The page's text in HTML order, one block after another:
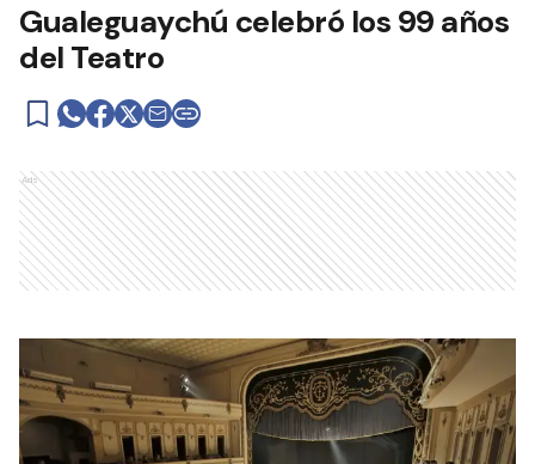
Gualeguaychú celebró los 99 años
del Teatro
Ads